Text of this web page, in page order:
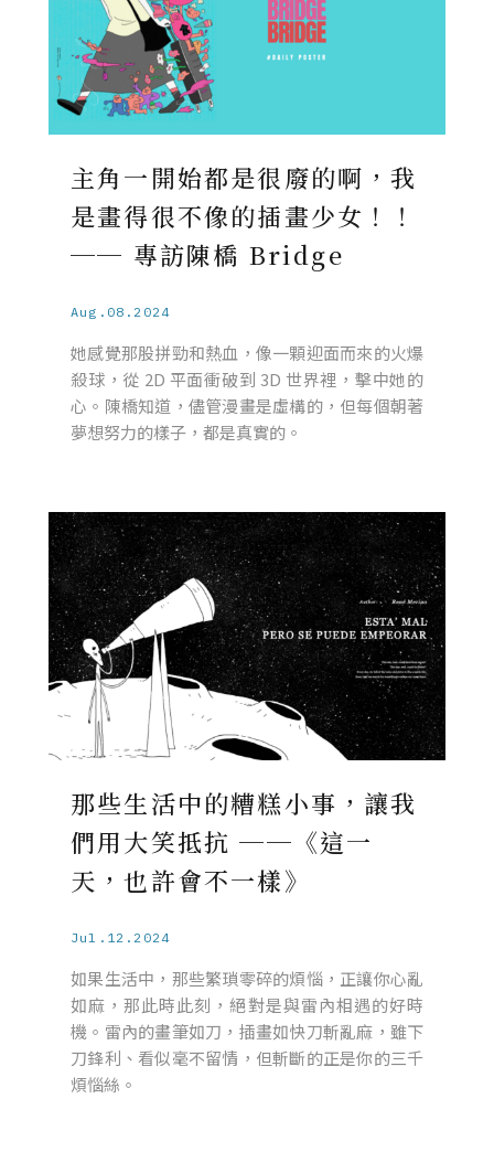
主角一開始都是很廢的啊，我
是畫得很不像的插畫少女！！
── 專訪陳橋 Bridge
Aug.08.2024
她感覺那股拼勁和熱血，像一顆迎面而來的火爆
殺球，從 2D 平面衝破到 3D 世界裡，擊中她的
心。陳橋知道，儘管漫畫是虛構的，但每個朝著
夢想努力的樣子，都是真實的。
那些生活中的糟糕小事，讓我
們用大笑抵抗 ──《這一
天，也許會不一樣》
Jul.12.2024
如果生活中，那些繁瑣零碎的煩惱，正讓你心亂
如麻，那此時此刻，絕對是與雷內相遇的好時
機。雷內的畫筆如刀，插畫如快刀斬亂麻，雖下
刀鋒利、看似毫不留情，但斬斷的正是你的三千
煩惱絲。